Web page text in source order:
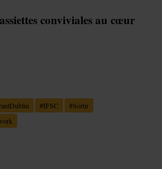
conviviales au cœur
#IFSC #Sortir